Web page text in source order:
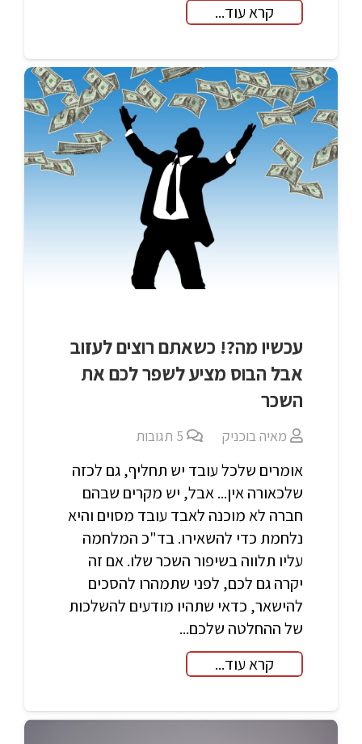
קרא עוד...
עכשיו מה?! כשאתם רוצים לעזוב
אבל הבוס מציע לשפר לכם את
השכר
מאיה בוכניק 5 תגובות
אומרים שלכל עובד יש תחליף, גם לכזה
שלכאורה אין... אבל, יש מקרים שבהם
חברה לא מוכנה לאבד עובד מסוים והיא
נלחמת כדי להשאירו. בד"כ המלחמה
עליו תלווה בשיפור השכר שלו. אם זה
יקרה גם לכם, לפני שתמהרו להסכים
להישאר, כדאי שתהיו מודעים להשלכות
של ההחלטה שלכם...
קרא עוד...